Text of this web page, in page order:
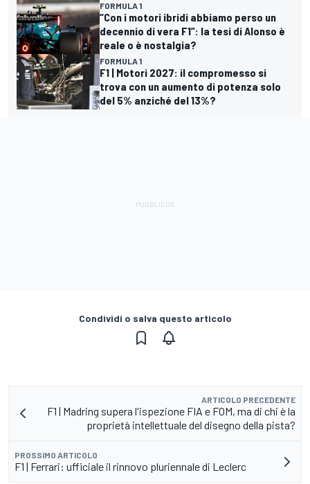
FORMULA 1
“Con i motori ibridi abbiamo perso un
decennio di vera F1”: la tesi di Alonso è
reale o è nostalgia?
FORMULA 1
F1 | Motori 2027: il compromesso si
trova con un aumento di potenza solo
del 5% anziché del 13%?
Condividi o salva questo articolo
ARTICOLO PRECEDENTE
F1 | Madring supera l'ispezione FIA e FOM, ma di chi è la
proprietà intellettuale del disegno della pista?
PROSSIMO ARTICOLO
F1 | Ferrari: ufficiale il rinnovo pluriennale di Leclerc